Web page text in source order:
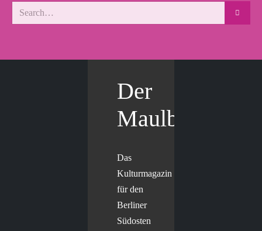
Der
Maulbär
Das
Kulturmagazin
für den
Berliner
Südosten